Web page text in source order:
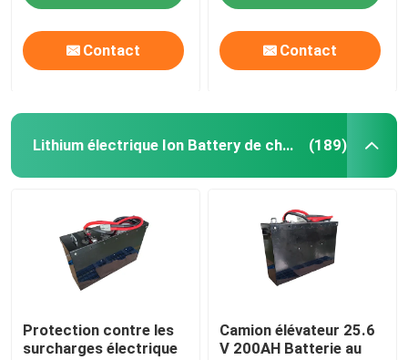
Contact Contact
Lithium électrique Ion Battery de chariot élévateur (189)
Protection contre les
surcharges électrique
Camion élévateur 25.6
V 200AH Batterie au